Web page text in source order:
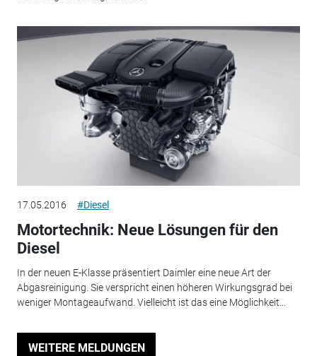
17.05.2016 #Diesel
Motortechnik: Neue Lösungen für den
Diesel
In der neuen E-Klasse präsentiert Daimler eine neue Art der
Abgasreinigung. Sie verspricht einen höheren Wirkungsgrad bei
weniger Montageaufwand. Vielleicht ist das eine Möglichkeit...
WEITERE MELDUNGEN